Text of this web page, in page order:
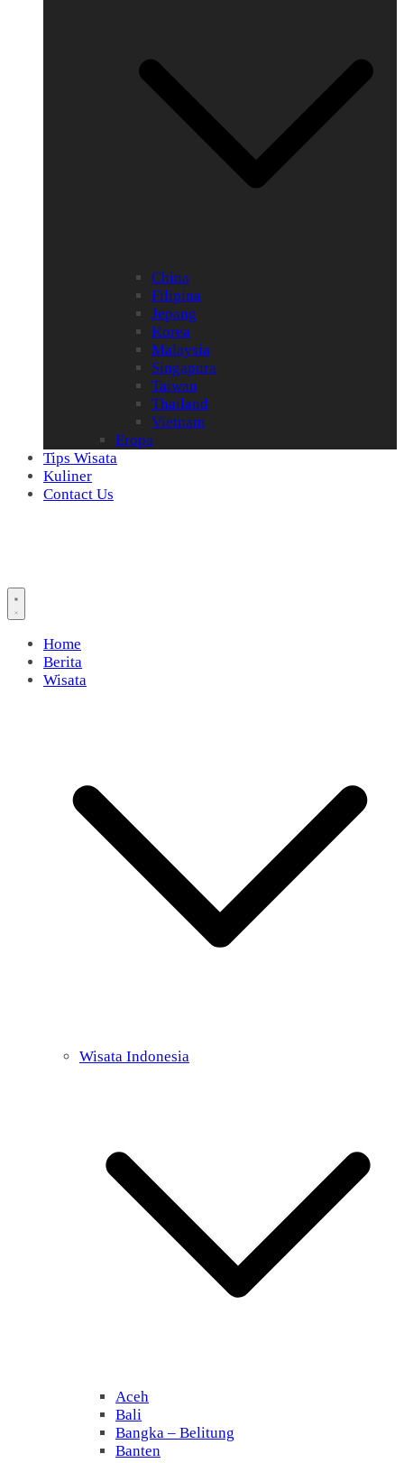
China
Filipina
Jepang
Korea
Malaysia
Singapura
Taiwan
Thailand
Vietnam
Eropa
Tips Wisata
Kuliner
Contact Us
Home
Berita
Wisata
Wisata Indonesia
Aceh
Bali
Bangka – Belitung
Banten